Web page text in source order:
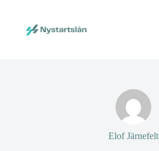
Elof Järnefelt